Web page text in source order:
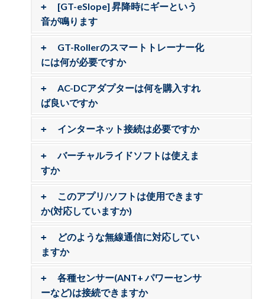
[GT-eSlope] 昇降時にギーという
音が鳴ります
GT-Rollerのスマートトレーナー化
には何が必要ですか
AC-DCアダプターは何を購入すれ
ば良いですか
インターネット接続は必要ですか
バーチャルライドソフトは使えま
すか
このアプリ/ソフトは使用できます
か(対応していますか)
どのような無線通信に対応してい
ますか
各種センサー(ANT+ パワーセンサ
ーなど)は接続できますか